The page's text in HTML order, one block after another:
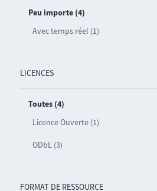
Peu importe (4)
Avec temps réel (1)
LICENCES
Toutes (4)
Licence Ouverte (1)
ODbL (3)
FORMAT DE RESSOURCE